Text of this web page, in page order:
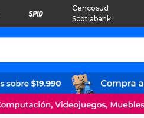
Cencosud
Scotiabank